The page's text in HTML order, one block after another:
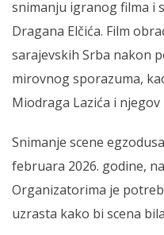
snimanju igranog filma i
Dragana Elčića. Film
sarajevskih Srba nakon
mirovnog sporazuma,
Miodraga Lazića i njegov
Snimanje scene
februara 2026. godine,
Organizatorima je
uzrasta kako bi scena